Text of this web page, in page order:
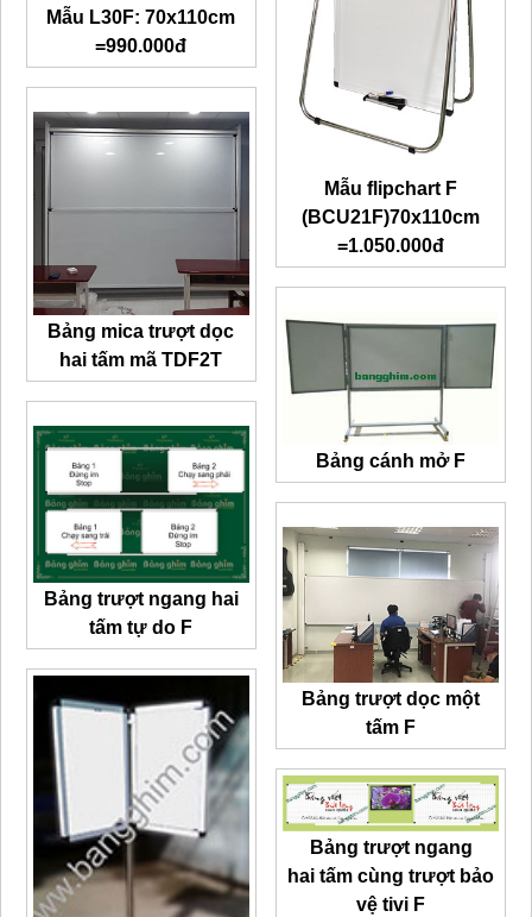
Mẫu L30F: 70x110cm
=990.000đ
Bảng mica trượt dọc
hai tấm mã TDF2T
Bảng trượt ngang hai
tấm tự do F
Mẫu flipchart F
(BCU21F)70x110cm
=1.050.000đ
Bảng cánh mở F
Bảng trượt dọc một
tấm F
Bảng trượt ngang
hai tấm cùng trượt bảo
vệ tivi F